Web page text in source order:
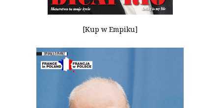
[Kup w Empiku]